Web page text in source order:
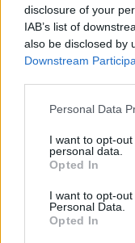
disclosure of your
IAB’s list of
also be disclosed by
Downstream
Personal Data
I want to opt-
personal data.
Opted In
I want to opt-
Personal Data.
Opted In
20 Φεβρουαρίου 2026
Με μία νέα
Αθηναίων το
Δήμος Αθηναίων:
Αθήνας
20 Φεβρουαρίου 2026
Με ιδιαίτερα
αποτύπωμα και
είναι έτοιμος να